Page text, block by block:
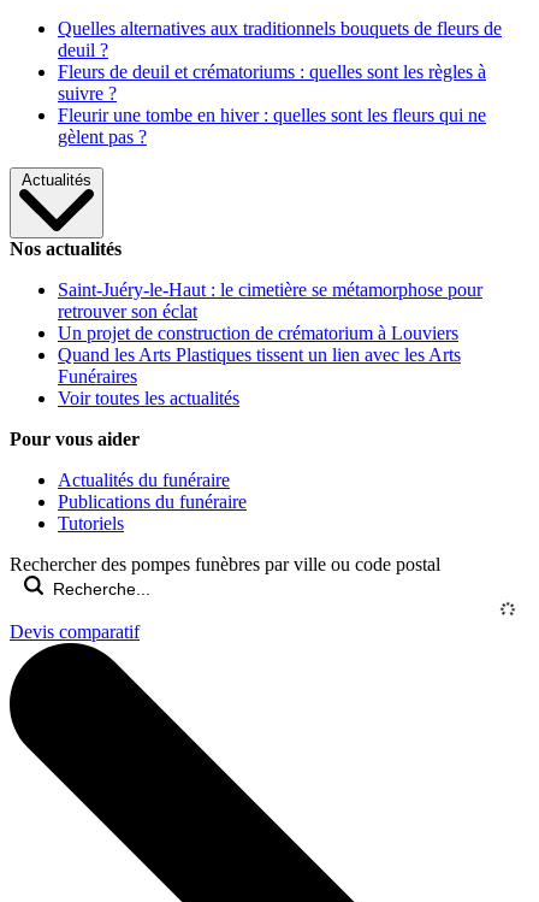
Quelles alternatives aux traditionnels bouquets de fleurs de
deuil ?
Fleurs de deuil et crématoriums : quelles sont les règles à
suivre ?
Fleurir une tombe en hiver : quelles sont les fleurs qui ne
gèlent pas ?
Actualités
Nos actualités
Saint-Juéry-le-Haut : le cimetière se métamorphose pour
retrouver son éclat
Un projet de construction de crématorium à Louviers
Quand les Arts Plastiques tissent un lien avec les Arts
Funéraires
Voir toutes les actualités
Pour vous aider
Actualités du funéraire
Publications du funéraire
Tutoriels
Rechercher des pompes funèbres par ville ou code postal
Devis comparatif